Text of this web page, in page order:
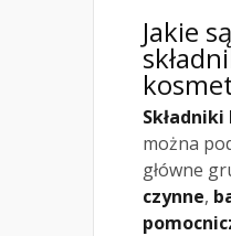
Jakie
można
główne
czynne,